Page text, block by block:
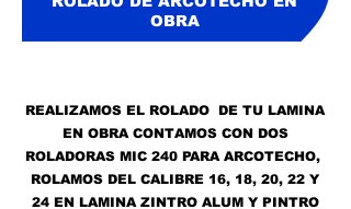
OBRA
REALIZAMOS EL ROLADO DE TU LAMINA
EN OBRA CONTAMOS CON DOS
ROLADORAS MIC 240 PARA ARCOTECHO,
ROLAMOS DEL CALIBRE 16, 18, 20, 22 Y
24 EN LAMINA ZINTRO ALUM Y PINTRO